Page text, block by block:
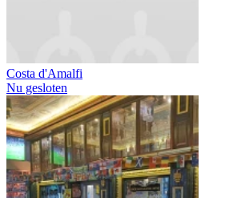
Costa d'Amalfi
Nu gesloten